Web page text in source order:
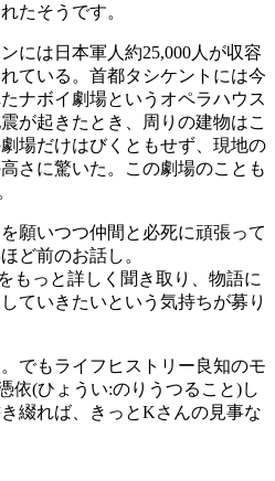
たそうです。
には日本軍人約25,000人が収容
ている。首都タシケントには今
ナボイ劇場というオペラハウス
が起きたとき、周りの建物はこ
場だけはびくともせず、現地の
さに驚いた。この劇場のことも
願いつつ仲間と必死に頑張って
ど前のお話し。
もっと詳しく聞き取り、物語に
ていきたいという気持ちが募り
でもライフヒストリー良知のモ
依(ひょうい:のりうつること)し
綴れば、きっとKさんの見事な